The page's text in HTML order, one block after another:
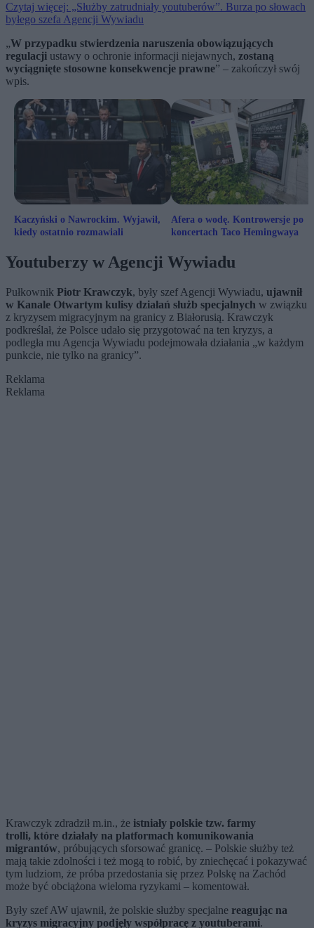
Czytaj więcej: „Służby zatrudniały youtuberów”. Burza po słowach
byłego szefa Agencji Wywiadu
„W przypadku stwierdzenia naruszenia obowiązujących
regulacji ustawy o ochronie informacji niejawnych, zostaną
wyciągnięte stosowne konsekwencje prawne” – zakończył swój
wpis.
Kaczyński o Nawrockim. Wyjawił,
kiedy ostatnio rozmawiali
Afera o wodę. Kontrowersje po
koncertach Taco Hemingwaya
Youtuberzy w Agencji Wywiadu
Pułkownik Piotr Krawczyk, były szef Agencji Wywiadu, ujawnił
w Kanale Otwartym kulisy działań służb specjalnych w związku
z kryzysem migracyjnym na granicy z Białorusią. Krawczyk
podkreślał, że Polsce udało się przygotować na ten kryzys, a
podległa mu Agencja Wywiadu podejmowała działania „w każdym
punkcie, nie tylko na granicy”.
Reklama
Reklama
Krawczyk zdradził m.in., że istniały polskie tzw. farmy
trolli, które działały na platformach komunikowania
migrantów, próbujących sforsować granicę. – Polskie służby też
mają takie zdolności i też mogą to robić, by zniechęcać i pokazywać
tym ludziom, że próba przedostania się przez Polskę na Zachód
może być obciążona wieloma ryzykami – komentował.
Były szef AW ujawnił, że polskie służby specjalne reagując na
kryzys migracyjny podjęły współpracę z youtuberami.